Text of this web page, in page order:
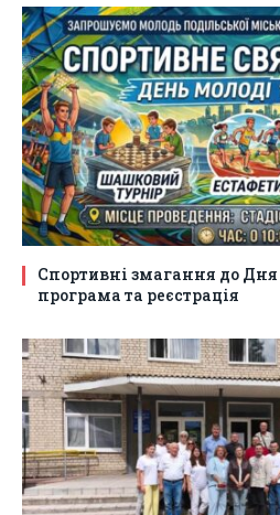
Спортивні змагання до
програма та реєстрація